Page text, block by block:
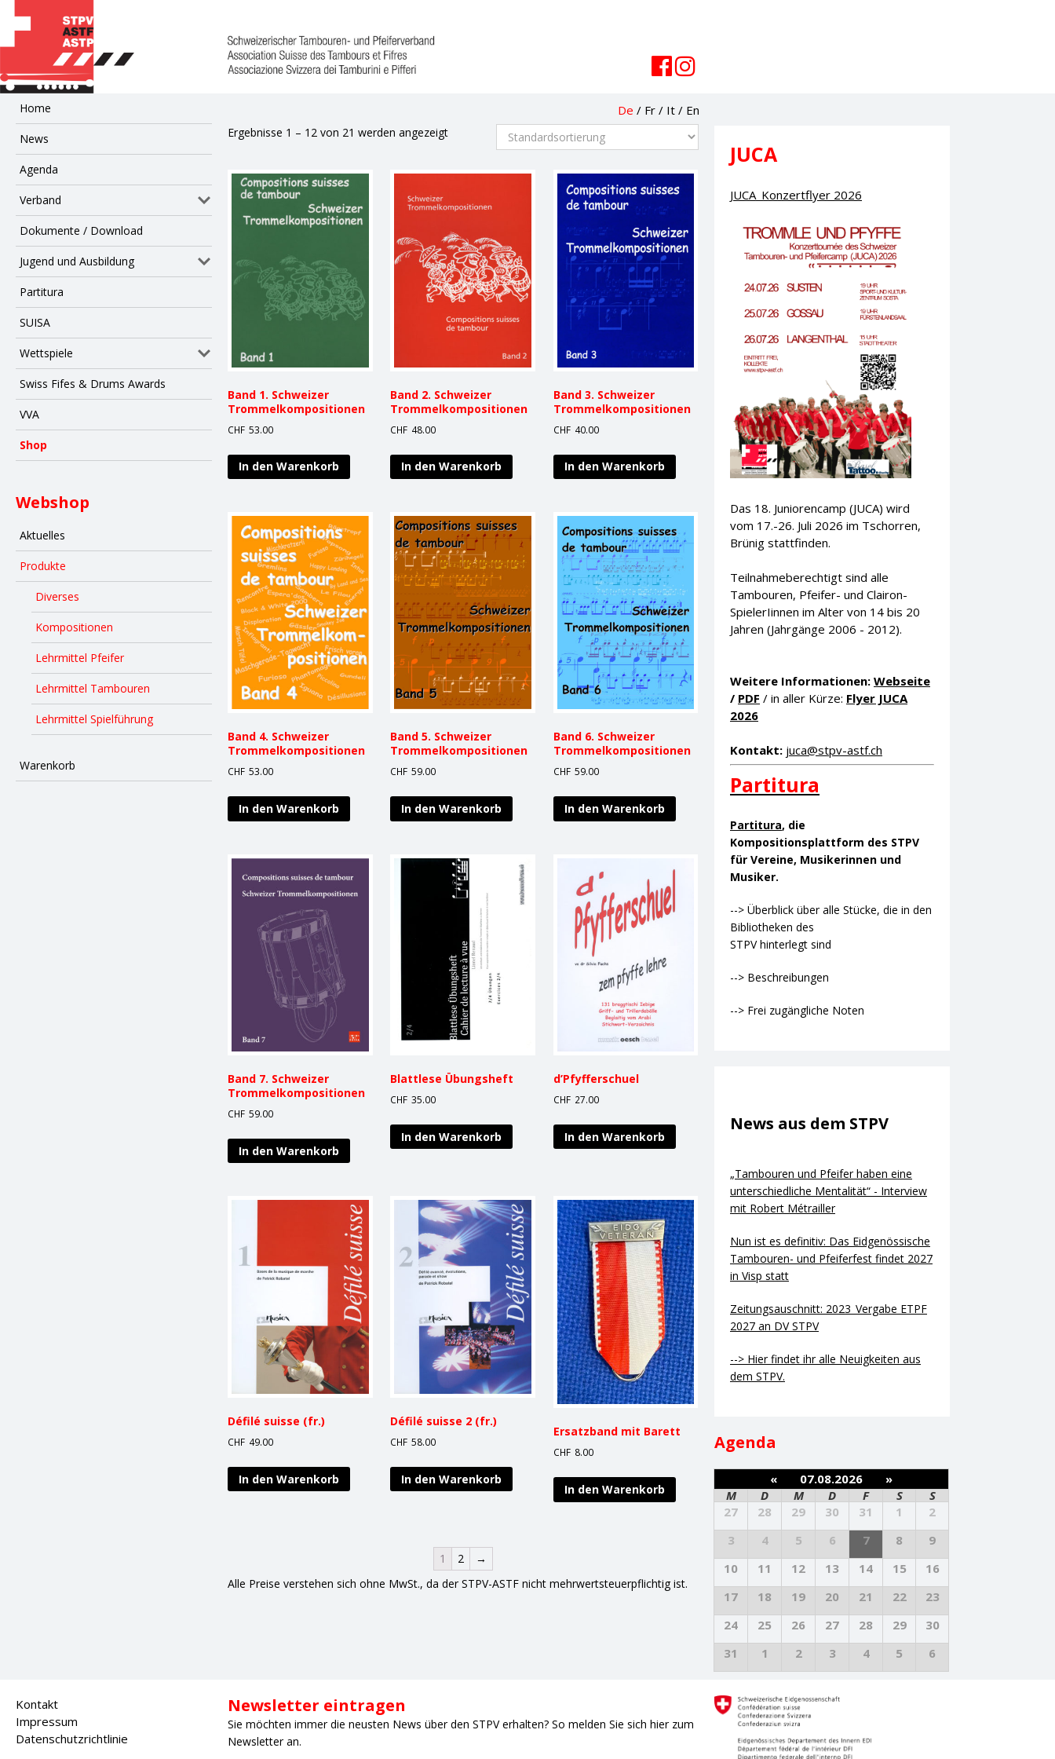
Home
News
Agenda
Verband
Dokumente / Download
Jugend und Ausbildung
Partitura
SUISA
Wettspiele
Swiss Fifes & Drums Awards
VVA
Shop
Webshop
Aktuelles
Produkte
Diverses
Kompositionen
Lehrmittel Pfeifer
Lehrmittel Tambouren
Lehrmittel Spielführung
Warenkorb
De / Fr / It / En
Ergebnisse 1 – 12 von 21 werden angezeigt
Band 1. Schweizer
Trommelkompositionen
CHF 53.00
In den Warenkorb
Band 2. Schweizer
Trommelkompositionen
CHF 48.00
In den Warenkorb
Band 3. Schweizer
Trommelkompositionen
CHF 40.00
In den Warenkorb
Band 4. Schweizer
Trommelkompositionen
CHF 53.00
In den Warenkorb
Band 5. Schweizer
Trommelkompositionen
CHF 59.00
In den Warenkorb
Band 6. Schweizer
Trommelkompositionen
CHF 59.00
In den Warenkorb
Band 7. Schweizer
Trommelkompositionen
CHF 59.00
In den Warenkorb
Blattlese Übungsheft
CHF 35.00
In den Warenkorb
d’Pfyfferschuel
CHF 27.00
In den Warenkorb
Défilé suisse (fr.)
CHF 49.00
In den Warenkorb
Défilé suisse 2 (fr.)
CHF 58.00
In den Warenkorb
Ersatzband mit Barett
CHF 8.00
In den Warenkorb
1 2
→
Alle Preise verstehen sich ohne MwSt., da der STPV-ASTF nicht mehrwertsteuerpflichtig ist.
JUCA
JUCA_Konzertflyer 2026
Das 18. Juniorencamp (JUCA) wird
vom 17.-26. Juli 2026 im Tschorren,
Brünig stattfinden.
Teilnahmeberechtigt sind alle
Tambouren, Pfeifer- und Clairon-
SpielerIinnen im Alter von 14 bis 20
Jahren (Jahrgänge 2006 - 2012).
Weitere Informationen: Webseite
/ PDF / in aller Kürze: Flyer JUCA
2026
Kontakt: juca@stpv-astf.ch
Partitura
Partitura, die
Kompositionsplattform des STPV
für Vereine, Musikerinnen und
Musiker.
--> Überblick über alle Stücke, die in den
Bibliotheken des
STPV hinterlegt sind
--> Beschreibungen
--> Frei zugängliche Noten
News aus dem STPV
„Tambouren und Pfeifer haben eine
unterschiedliche Mentalität“ - Interview
mit Robert Métrailler
Nun ist es definitiv: Das Eidgenössische
Tambouren- und Pfeiferfest findet 2027
in Visp statt
Zeitungsauschnitt: 2023_Vergabe ETPF
2027 an DV STPV
--> Hier findet ihr alle Neuigkeiten aus
dem STPV.
Agenda
« 07.08.2026
»
M
D M D F S
S
27
28 29 30 31 1
2
3
4 5 6 7 8
9
10
11 12 13 14 15
16
17
18 19 20 21 22
23
24
25 26 27 28 29
30
31
1 2 3 4 5 6
Kontakt
Impressum
Datenschutzrichtlinie
Newsletter eintragen
Sie möchten immer die neusten News über den STPV erhalten? So melden Sie sich hier zum
Newsletter an.